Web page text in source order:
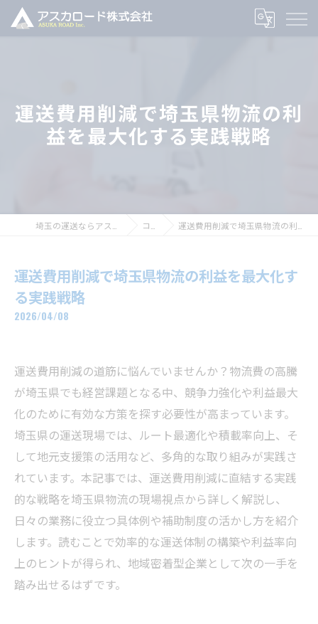
運送費用削減で埼玉県物流の利
益を最大化する実践戦略
コラム 運送費用削減で埼玉県物流の利益を最大化する実践戦略
運送費用削減で埼玉県物流の利益を最大化す
る実践戦略
2026/04/08
運送費用削減の道筋に悩んでいませんか？物流費の高騰
が埼玉県でも経営課題となる中、競争力強化や利益最大
化のために有効な方策を探す必要性が高まっています。
埼玉県の運送現場では、ルート最適化や積載率向上、そ
して地元支援策の活用など、多角的な取り組みが実践さ
れています。本記事では、運送費用削減に直結する実践
的な戦略を埼玉県物流の現場視点から詳しく解説し、
日々の業務に役立つ具体例や補助制度の活かし方を紹介
します。読むことで効率的な運送体制の構築や利益率向
上のヒントが得られ、地域密着型企業として次の一手を
踏み出せるはずです。